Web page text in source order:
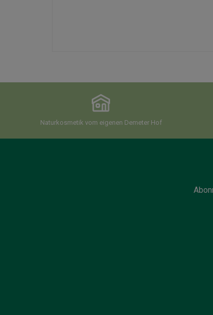
Naturkosmetik vom eigenen Demeter Hof